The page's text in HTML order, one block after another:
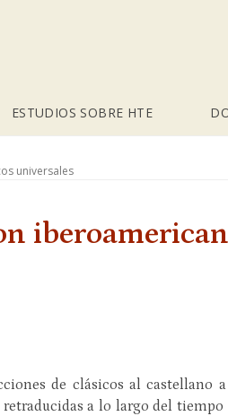
ESTUDIOS SOBRE HTE
universales
de clásicos al castellano
a lo largo del